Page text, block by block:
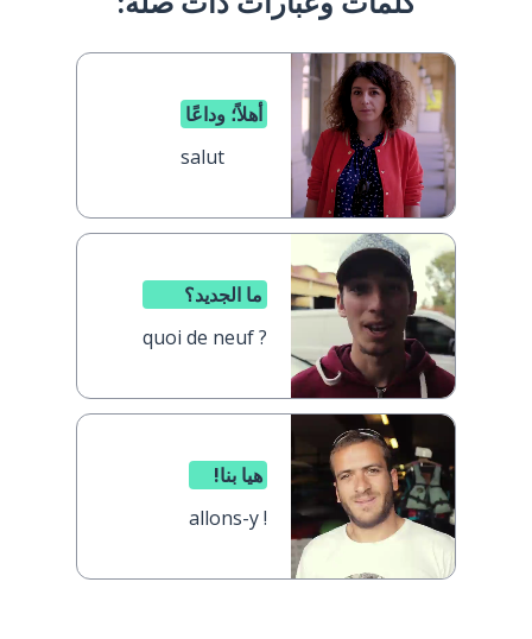
أهلاً؛ وداعًا
salut
ما الجديد؟
quoi de neuf ?
هيا بنا!
allons-y !